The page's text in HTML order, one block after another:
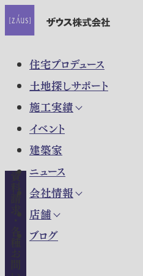
住宅プロデュース
土地探しサポート
施工実績
イベント
建築家
ニュース
会社情報
店舗
ブログ